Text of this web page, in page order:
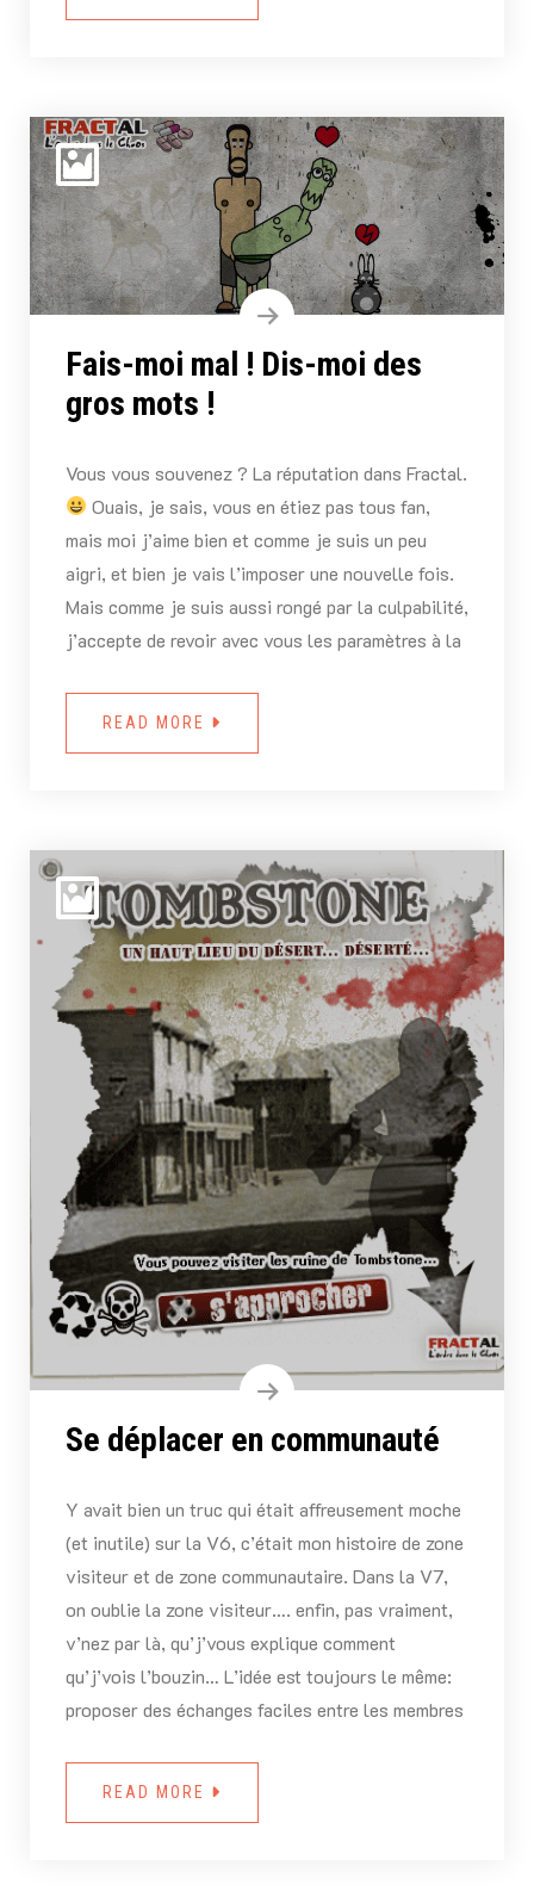
Fais-moi mal ! Dis-moi des
gros mots !
Vous vous souvenez ? La réputation dans Fractal.
Ouais, je sais, vous en étiez pas tous fan,
mais moi j’aime bien et comme je suis un peu
aigri, et bien je vais l’imposer une nouvelle fois.
Mais comme je suis aussi rongé par la culpabilité,
j’accepte de revoir avec vous les paramètres à la
READ MORE
Se déplacer en communauté
Y avait bien un truc qui était affreusement moche
(et inutile) sur la V6, c’était mon histoire de zone
visiteur et de zone communautaire. Dans la V7,
on oublie la zone visiteur…. enfin, pas vraiment,
v’nez par là, qu’j’vous explique comment
qu’j’vois l’bouzin… L’idée est toujours le même:
proposer des échanges faciles entre les membres
READ MORE